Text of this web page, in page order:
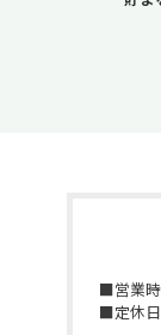
■営業時
■定休日